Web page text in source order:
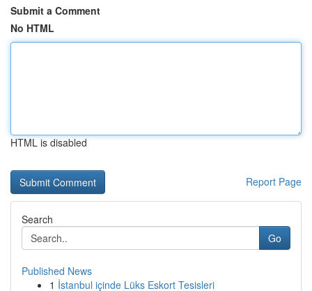
Submit a Comment
No HTML
HTML is disabled
Report Page
Search
Go
Published News
1 İstanbul içinde Lüks Eskort Tesisleri